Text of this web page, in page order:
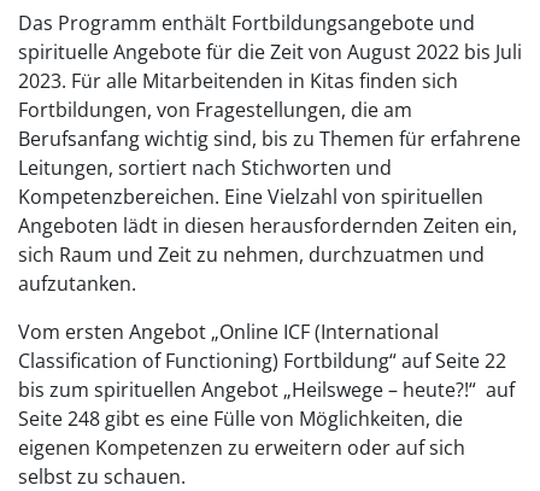
Das Programm enthält Fortbildungsangebote und
spirituelle Angebote für die Zeit von August 2022 bis Juli
2023. Für alle Mitarbeitenden in Kitas finden sich
Fortbildungen, von Fragestellungen, die am
Berufsanfang wichtig sind, bis zu Themen für erfahrene
Leitungen, sortiert nach Stichworten und
Kompetenzbereichen. Eine Vielzahl von spirituellen
Angeboten lädt in diesen herausfordernden Zeiten ein,
sich Raum und Zeit zu nehmen, durchzuatmen und
aufzutanken.
Vom ersten Angebot „Online ICF (International
Classification of Functioning) Fortbildung“ auf Seite 22
bis zum spirituellen Angebot „Heilswege – heute?!“ auf
Seite 248 gibt es eine Fülle von Möglichkeiten, die
eigenen Kompetenzen zu erweitern oder auf sich
selbst zu schauen.